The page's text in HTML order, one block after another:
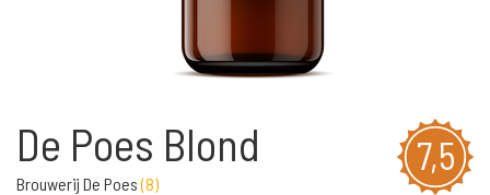
7,5
De Poes Blond
Brouwerij De Poes(8)